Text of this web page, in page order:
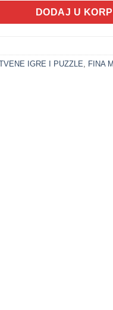
DODAJ U
IGRE I PUZZLE FINA